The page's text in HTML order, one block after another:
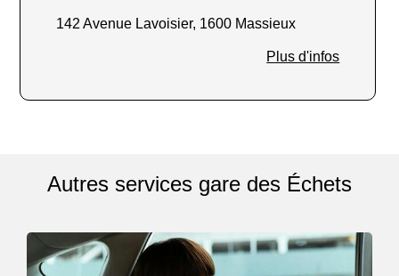
142 Avenue Lavoisier, 1600 Massieux
Plus d'infos
Autres services gare des Échets